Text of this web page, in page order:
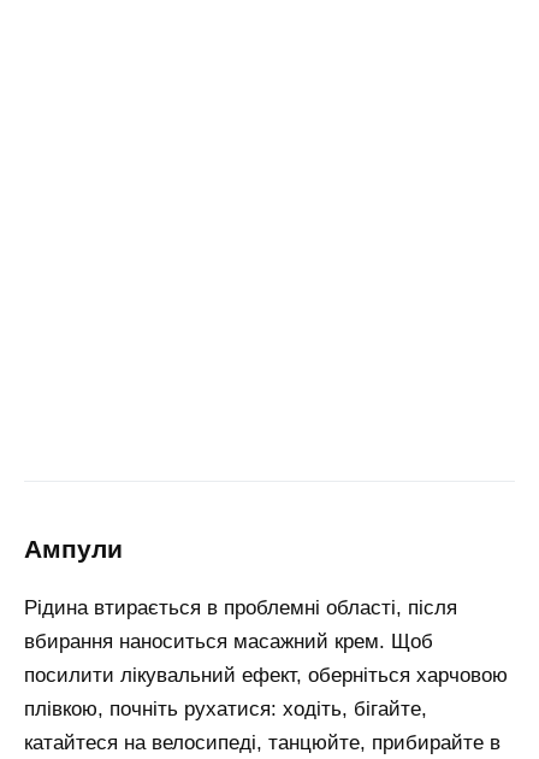
ампули
Рідина втирається в проблемні області, після
вбирання наноситься масажний крем. Щоб
посилити лікувальний ефект, оберніться харчовою
плівкою, почніть рухатися: ходіть, бігайте,
катайтеся на велосипеді, танцюйте, прибирайте в